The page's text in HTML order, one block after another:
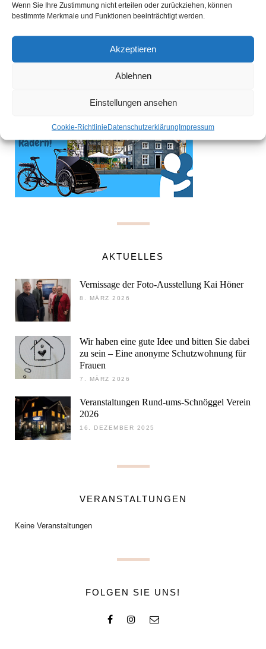
Wenn Sie Ihre Zustimmung nicht erteilen oder zurückziehen, können
bestimmte Merkmale und Funktionen beeinträchtigt werden.
Akzeptieren
Ablehnen
Einstellungen ansehen
Cookie-RichtlinieDatenschutzerklärungImpressum
UNTERSTÜTZEN SIE UNSER PROJEKT!
AKTUELLES
Vernissage der Foto-Ausstellung Kai Höner
8. MÄRZ 2026
Wir haben eine gute Idee und bitten Sie dabei
zu sein – Eine anonyme Schutzwohnung für
Frauen
7. MÄRZ 2026
Veranstaltungen Rund-ums-Schnöggel Verein
2026
16. DEZEMBER 2025
VERANSTALTUNGEN
Keine Veranstaltungen
FOLGEN SIE UNS!